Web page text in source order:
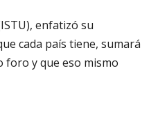
enfatizó su
cada país tiene, sumará
foro y que eso mismo